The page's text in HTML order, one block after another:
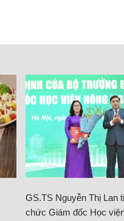
GS.TS Nguyễn Thị Lan
chức Giám đốc Học